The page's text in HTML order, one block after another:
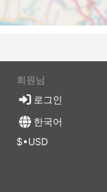
회원님
로그인
한국어
$•USD